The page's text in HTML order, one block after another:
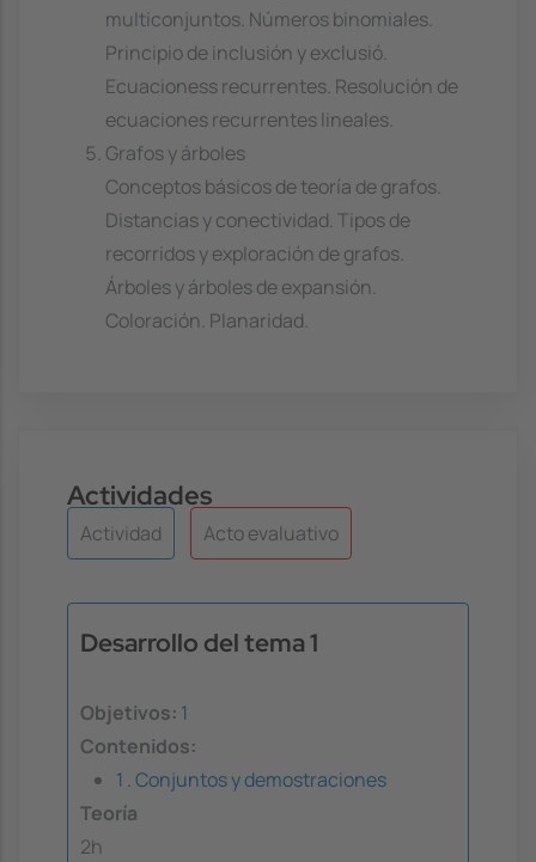
multiconjuntos. Números binomiales.
Principio de inclusión y exclusió.
Ecuacioness recurrentes. Resolución de
ecuaciones recurrentes lineales.
Grafos y árboles
Conceptos básicos de teoría de grafos.
Distancias y conectividad. Tipos de
recorridos y exploración de grafos.
Árboles y árboles de expansión.
Coloración. Planaridad.
Actividades
Actividad Acto evaluativo
Desarrollo del tema 1
Objetivos: 1
Contenidos:
1 . Conjuntos y demostraciones
Teoría
2h